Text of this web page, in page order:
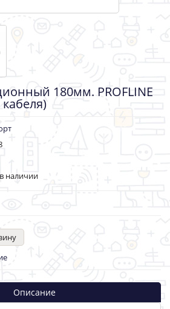
180мм. PROFLINE
наличии
Описание